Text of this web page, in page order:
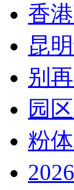
香
昆
别
园
粉